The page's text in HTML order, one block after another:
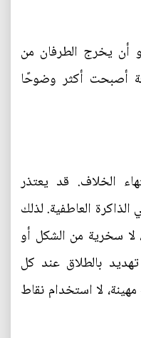
أن يخرج الطرفان من
أصبحت أكثر وضوحًا
الخلاف. قد يعتذر
الذاكرة العاطفية. لذلك
لا سخرية من الشكل أو
بالطلاق عند كل
لا استخدام نقاط